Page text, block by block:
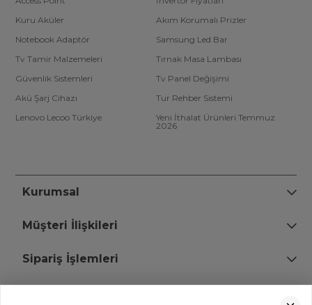
Kuru Aküler
Akım Korumalı Prizler
Notebook Adaptör
Samsung Led Bar
Tv Tamir Malzemeleri
Tırnak Masa Lambası
Güvenlik Sistemleri
Tv Panel Değişimi
Akü Şarj Cihazı
Tur Rehber Sistemi
Lenovo Lecoo Türkiye
Yeni İthalat Ürünleri Temmuz
2026
Kurumsal
Müşteri İlişkileri
Sipariş İşlemleri